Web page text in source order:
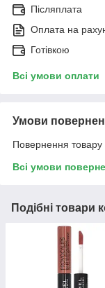
Післяплата
Оплата на
Готівкою
Всі умови оплати
Умови
Повернення товару
Всі умови
Подібні товари